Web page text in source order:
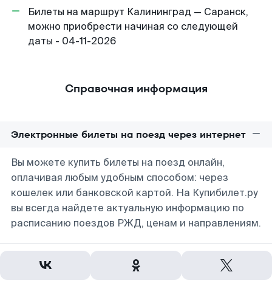
Билеты на маршрут Калининград — Саранск,
можно приобрести начиная со следующей
даты - 04-11-2026
Справочная информация
Электронные билеты на поезд через интернет
Вы можете купить билеты на поезд онлайн,
оплачивая любым удобным способом: через
кошелек или банковской картой. На Купибилет.ру
вы всегда найдете актуальную информацию по
расписанию поездов РЖД, ценам и направлениям.